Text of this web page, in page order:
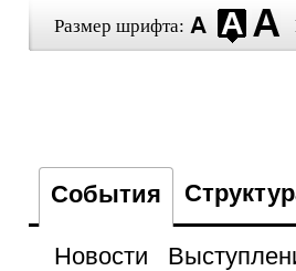
Размер шрифта:
События
Новости